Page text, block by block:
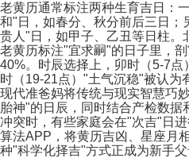
老黄历通常标注两种生育吉日：
和"日，如春分、秋分前后三日；
贵人"日，如甲子、乙丑等日柱。
老黄历标注"宜求嗣"的日子里，
40%。时辰选择上，卯时（5-7
时（19-21点）"土气沉稳"被认为
现代准爸妈将传统与现实智慧巧
胎神"的日辰，同时结合产检数据
冲突时，有些家庭会在"次吉"日
算法APP，将黄历吉凶、星座月
种"科学化择吉"方式正成为新手父